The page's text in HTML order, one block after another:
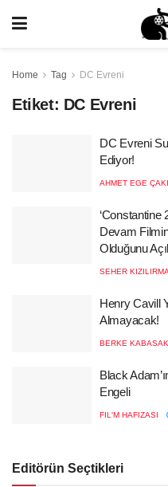
Home Tag DC Evreni
Etiket: DC Evreni
DC Evreni
Ediyor!
AHMET EGE
‘Constantine
Devam
Olduğunu
SEHER
Henry Cavill
Almayacak!
BERKE
Black
Engeli
FIL'M HAFIZASI
Editörün Seçtikleri